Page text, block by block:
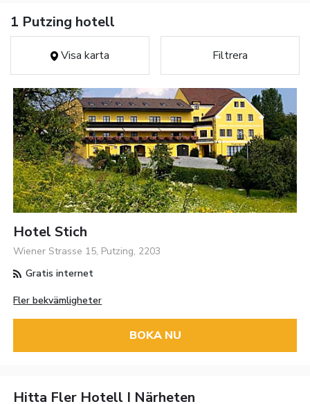
1 Putzing hotell
Visa karta Filtrera
Hotel Stich
Wiener Strasse 15, Putzing, 2203
Gratis internet
Fler bekvämligheter
BOKA NU
Hitta Fler Hotell I Närheten